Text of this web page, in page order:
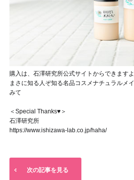
購入は、石澤研究所公式サイトからできますよ
まさに知る人ぞ知る名品コスメナチュラルメ
みて
＜Special Thanks♥＞
石澤研究所
https://www.ishizawa-lab.co.jp/haha/
次の記事を見る